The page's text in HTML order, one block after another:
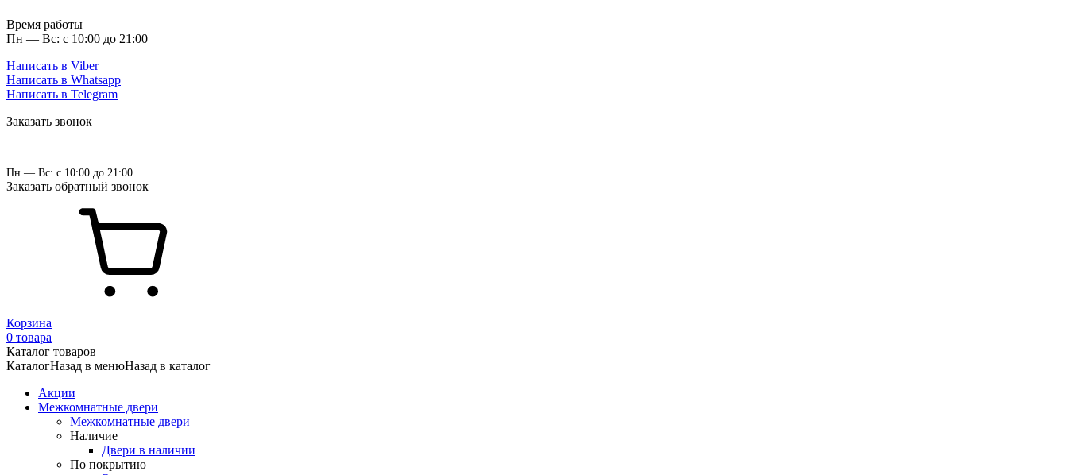
Время работы
Пн — Вс: с 10:00 до 21:00
Написать в Viber
Написать в Whatsapp
Написать в Telegram
Заказать звонок
Пн — Вс: с 10:00 до 21:00
Заказать обратный звонок
Корзина
0 товара
Каталог товаров
КаталогНазад в менюНазад в каталог
Акции
Межкомнатные двери
Межкомнатные двери
Наличие
Двери в наличии
По покрытию